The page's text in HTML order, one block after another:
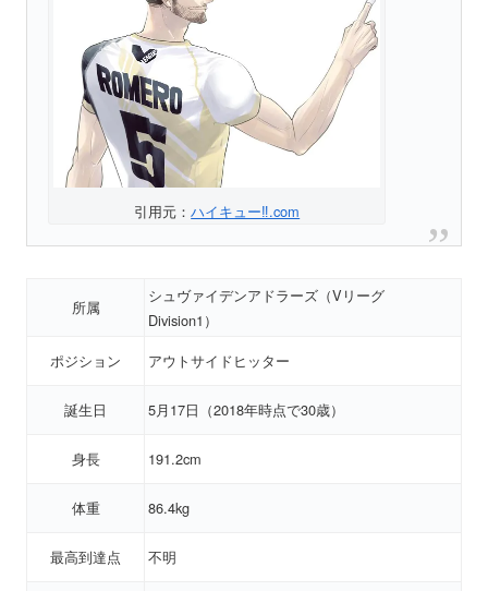
引用元：ハイキュー‼.com
所属
シュヴァイデンアドラーズ（Vリーグ
Division1）
ポジション
アウトサイドヒッター
誕生日 5月17日（2018年時点で30歳）
身長 191.2cm
体重 86.4kg
最高到達点 不明